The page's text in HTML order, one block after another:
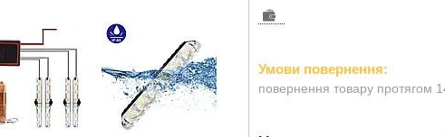
повернення товару протягом